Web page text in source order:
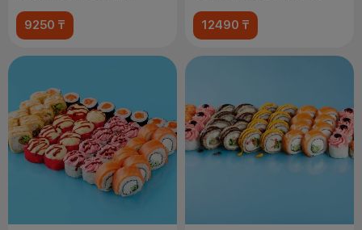
9250 ₸ 12490 ₸